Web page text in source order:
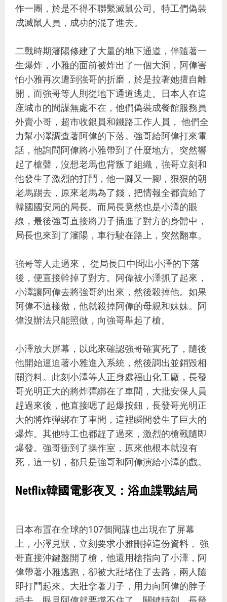
作一團，於是不得不聯繫滅鼠公司。特工們偽裝
成滅鼠人員，成功的混了進去。
二戰時期瀋陽修建了大量的地下通道，伴隨著一
生爆炸，小雅的面前被炸出了一個大洞，阿偉害
怕小雅再次遭到強哥的折磨，於是拉著她擅自離
開，而強哥等人則從地下通道逃走。日本人在這
座城市的間謀無處不在，他們偽裝成餐館服務員
外賣小哥，超市收銀員和鐵路工作人員， 他們全
力幫小澤調查著阿偉的下落。強哥給阿偉打來電
話，他詢問阿偉將小雅帶到了什麼地方。突然響
起了槍聲，沒想老馬也背叛了組織，強哥立刻和
他發生了激烈的打鬥，他一腳又一腳，狠狠的朝
老馬踢去，原來老馬為了錢，把情報全都賣給了
韓國國安局的局長。而局長竟然也是小澤的眼
線，最後強哥直接將刀子插進了對方的身體中，
局長也來到了瀋陽，車行駛在路上，突然翻車。
強哥等人走過來， 從局長口中問出小澤的下落
後，便直接幹掉了對方。阿偉被小澤抓了起來，
小澤讓阿偉去將強哥約出來，然後殺掉他。如果
阿偉不這樣做，他就殺掉阿偉的母親和妹妹。阿
偉沒辦法只能照做，向強哥舉起了槍。
小澤放大屏幕，以此來確認強哥確實死了，隨後
他開始逼迫著小雅進入系統，然後調出並銷毀相
關資料。此刻小澤等人正身處福山化工廠，長發
哥光明正大的將炸彈綁在了車間，大批安保人員
趕過來後，他直接嗯了起爆按鈕，長發哥光明正
大的將炸彈綁在了車間，這裡瞬間發生了巨大的
爆炸。其他特工也都趕了過來，激烈的槍戰隨即
爆發。強哥衝到了操作室，原來他根本就沒有
死，這一切，都只是強哥和阿偉演給小澤的戲。
Netflix韓國電影夜叉：浴血諜戰結局
日本布置在全球的107個間謀也出現在了屏幕
上，小澤見狀，立刻要求小雅刪掉這份資料， 強
哥直接沖鍵盤開了槍，他還用槍指向了小澤，阿
偉帶著小雅逃跑，卻被大壯堵住了去路，兩人隨
即打鬥起來。大壯拿著刀子，用力向阿偉的脖子